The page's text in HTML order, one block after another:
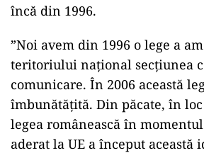
încă din 1996.
”Noi avem din 1996 o lege a
teritoriului național secțiunea
comunicare. În 2006 această
îmbunătățită. Din păcate, în loc
legea românească în
aderat la UE a început această